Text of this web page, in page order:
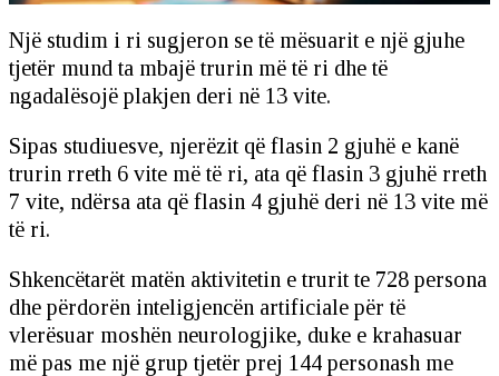
Një studim i ri sugjeron se të mësuarit e një gjuhe
tjetër mund ta mbajë trurin më të ri dhe të
ngadalësojë plakjen deri në 13 vite.
Sipas studiuesve, njerëzit që flasin 2 gjuhë e kanë
trurin rreth 6 vite më të ri, ata që flasin 3 gjuhë rreth
7 vite, ndërsa ata që flasin 4 gjuhë deri në 13 vite më
të ri.
Shkencëtarët matën aktivitetin e trurit te 728 persona
dhe përdorën inteligjencën artificiale për të
vlerësuar moshën neurologjike, duke e krahasuar
më pas me një grup tjetër prej 144 personash me